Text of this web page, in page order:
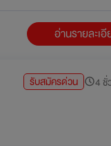
อ่านรายละเ
รับสมัครด่วน 4 ชั่